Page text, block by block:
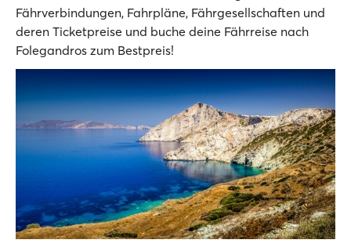
Fährverbindungen, Fahrpläne, Fährgesellschaften und
deren Ticketpreise und buche deine Fährreise nach
Folegandros zum Bestpreis!